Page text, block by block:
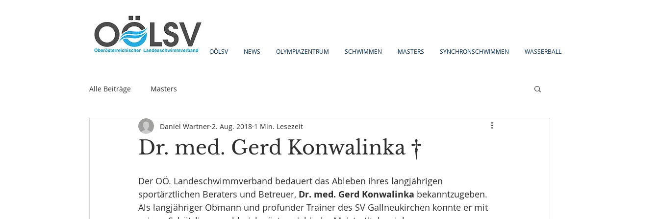
OÖLSV NEWS OLYMPIAZENTRUM SCHWIMMEN MASTERS SYNCHRONSCHWIMMEN WASSERBALL
Alle Beiträge Masters
Dr. med. Gerd Konwalinka †
Daniel Wartner 2. Aug. 2018 1 Min. Lesezeit
Der OÖ. Landeschwimmverband bedauert das Ableben ihres langjährigen
sportärztlichen Beraters und Betreuer, Dr. med. Gerd Konwalinka bekanntzugeben.
Als langjähriger Obmann und profunder Trainer des SV Gallneukirchen konnte er mit